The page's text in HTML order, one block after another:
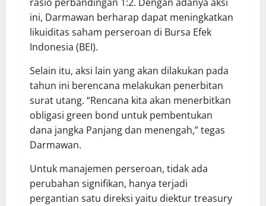
ini, Darmawan berharap dapat meningkatkan
likuiditas saham perseroan di Bursa Efek
Indonesia (BEI).
Selain itu, aksi lain yang akan dilakukan pada
tahun ini berencana melakukan penerbitan
surat utang. “Rencana kita akan menerbitkan
obligasi green bond untuk pembentukan
dana jangka Panjang dan menengah,” tegas
Darmawan.
Untuk manajemen perseroan, tidak ada
perubahan signifikan, hanya terjadi
pergantian satu direksi yaitu diektur treasury